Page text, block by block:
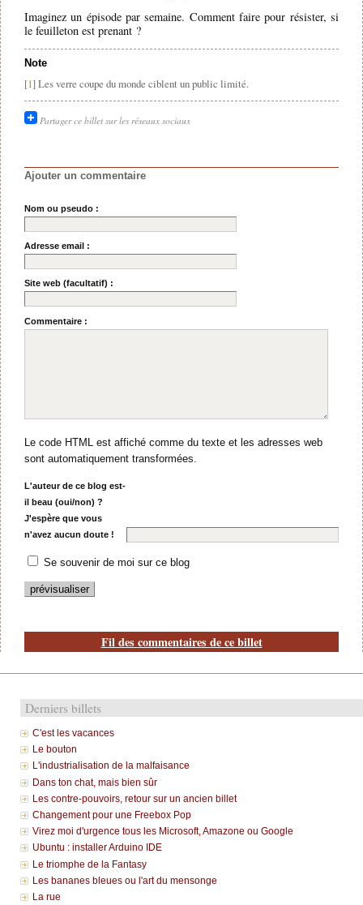
Imaginez un épisode par semaine. Comment faire pour résister, si
le feuilleton est prenant ?
Note
[1] Les verre coupe du monde ciblent un public limité.
Partager ce billet sur les réseaux sociaux
Ajouter un commentaire
Nom ou pseudo :
Adresse email :
Site web (facultatif) :
Commentaire :
Le code HTML est affiché comme du texte et les adresses web
sont automatiquement transformées.
L'auteur de ce blog est-
il beau (oui/non) ?
J'espère que vous
n'avez aucun doute !
Se souvenir de moi sur ce blog
Fil des commentaires de ce billet
Derniers billets
C'est les vacances
Le bouton
L'industrialisation de la malfaisance
Dans ton chat, mais bien sûr
Les contre-pouvoirs, retour sur un ancien billet
Changement pour une Freebox Pop
Virez moi d'urgence tous les Microsoft, Amazone ou Google
Ubuntu : installer Arduino IDE
Le triomphe de la Fantasy
Les bananes bleues ou l'art du mensonge
La rue